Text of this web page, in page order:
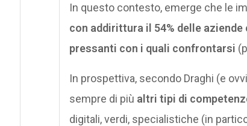
In questo contesto, emerge che le
con addirittura il 54% delle
pressanti con i quali confrontarsi
In prospettiva, secondo Draghi (e
sempre di più altri tipi di
digitali, verdi, specialistiche (in